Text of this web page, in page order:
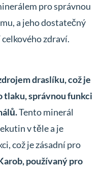
pro správnou
a jeho dostatečný
zdraví.
draslíku, což je
správnou funkci
Tento minerál
v těle a je
což je zásadní pro
používaný pro